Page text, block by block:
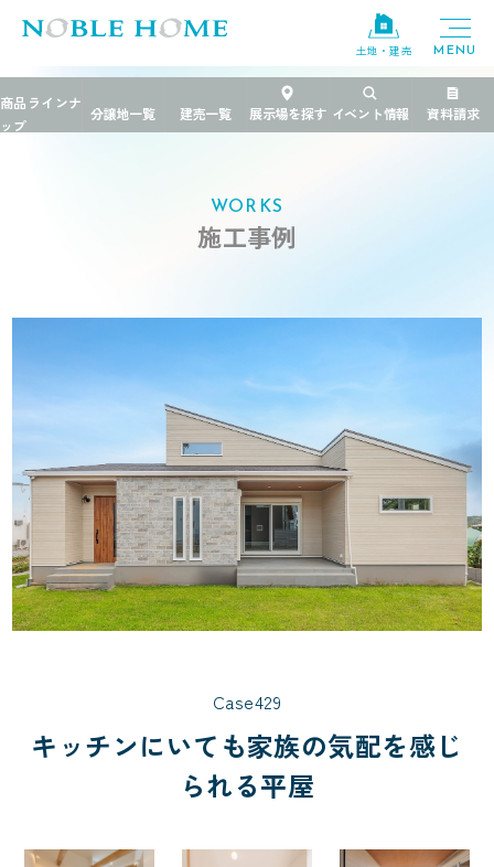
土地・建売
TOP>施工事例 キッチンにいても家族の気配を感じられる平屋
WORKS
施工事例
Case429
キッチンにいても家族の気配を感じ
られる平屋